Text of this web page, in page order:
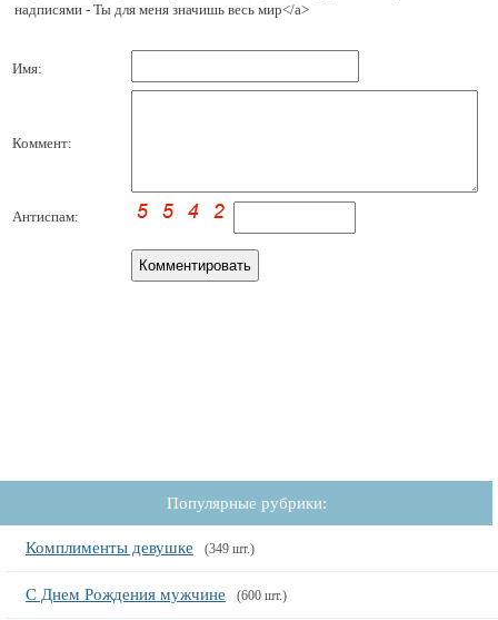
надписями - Ты для меня значишь весь мир</a>
Имя:
Коммент:
Антиспам:
Популярные рубрики:
Комплименты девушке (349 шт.)
С Днем Рождения мужчине (600 шт.)